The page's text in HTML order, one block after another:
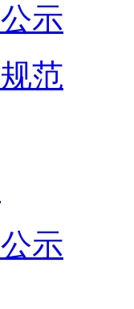
示
范
示